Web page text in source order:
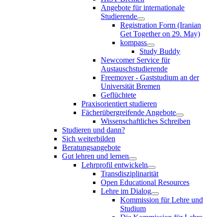
Angebote für internationale
Studierende
Registration Form (Iranian
Get Together on 29. May)
kompass
Study Buddy
Newcomer Service für
Austauschstudierende
Freemover - Gaststudium an der
Universität Bremen
Geflüchtete
Praxisorientiert studieren
Fächerübergreifende Angebote
Wissenschaftliches Schreiben
Studieren und dann?
Sich weiterbilden
Beratungsangebote
Gut lehren und lernen
Lehrprofil entwickeln
Transdisziplinarität
Open Educational Resources
Lehre im Dialog
Kommission für Lehre und
Studium